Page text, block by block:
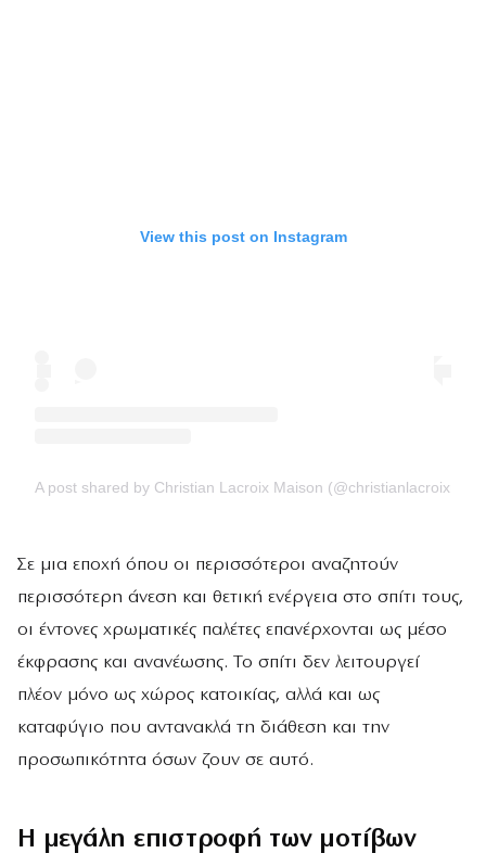
View this post on Instagram
A post shared by Christian Lacroix Maison
Σε μια εποχή όπου οι περισσότεροι αναζητούν
περισσότερη άνεση και θετική ενέργεια στο σπίτι τους,
οι έντονες χρωματικές παλέτες επανέρχονται ως μέσο
έκφρασης και ανανέωσης. Το σπίτι δεν λειτουργεί
πλέον μόνο ως χώρος κατοικίας, αλλά και ως
καταφύγιο που αντανακλά τη διάθεση και την
προσωπικότητα όσων ζουν σε αυτό.
Η μεγάλη επιστροφή των μοτίβων